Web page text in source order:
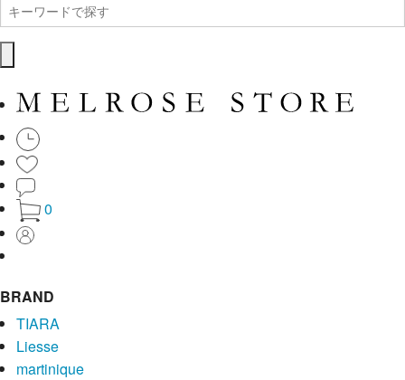
0
BRAND
TIARA
Liesse
martinique